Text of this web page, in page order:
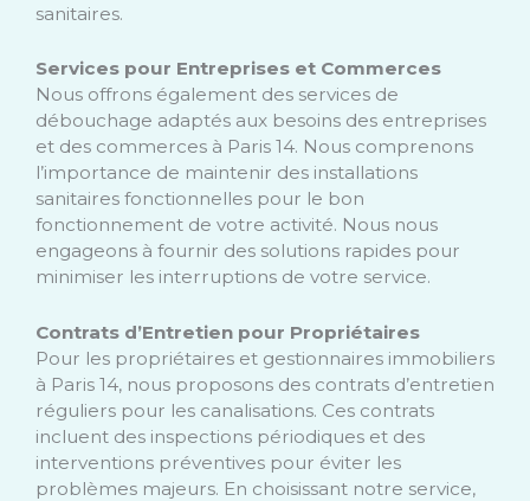
sanitaires.
Services pour Entreprises et Commerces
Nous offrons également des services de
débouchage adaptés aux besoins des entreprises
et des commerces à Paris 14. Nous comprenons
l’importance de maintenir des installations
sanitaires fonctionnelles pour le bon
fonctionnement de votre activité. Nous nous
engageons à fournir des solutions rapides pour
minimiser les interruptions de votre service.
Contrats d’Entretien pour Propriétaires
Pour les propriétaires et gestionnaires immobiliers
à Paris 14, nous proposons des contrats d’entretien
réguliers pour les canalisations. Ces contrats
incluent des inspections périodiques et des
interventions préventives pour éviter les
problèmes majeurs. En choisissant notre service,